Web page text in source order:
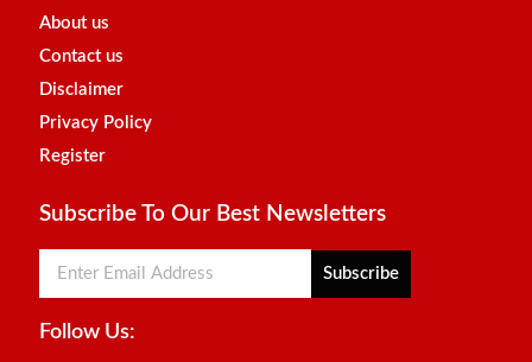
About us
Contact us
Disclaimer
Privacy Policy
Register
Subscribe To Our Best Newsletters
Subscribe
Follow Us: